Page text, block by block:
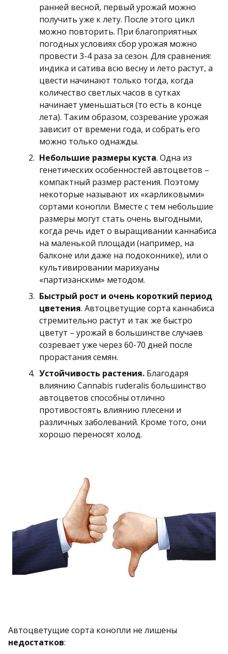
ранней весной, первый урожай можно
получить уже к лету. После этого цикл
можно повторить. При благоприятных
погодных условиях сбор урожая можно
провести 3-4 раза за сезон. Для сравнения:
индика и сатива всю весну и лето растут, а
цвести начинают только тогда, когда
количество светлых часов в сутках
начинает уменьшаться (то есть в конце
лета). Таким образом, созревание урожая
зависит от времени года, и собрать его
можно только однажды.
Небольшие размеры куста. Одна из
генетических особенностей автоцветов –
компактный размер растения. Поэтому
некоторые называют их «карликовыми»
сортами конопли. Вместе с тем небольшие
размеры могут стать очень выгодными,
когда речь идет о выращивании каннабиса
на маленькой площади (например, на
балконе или даже на подоконнике), или о
культивировании марихуаны
«партизанским» методом.
Быстрый рост и очень короткий период
цветения. Автоцветущие сорта каннабиса
стремительно растут и так же быстро
цветут – урожай в большинстве случаев
созревает уже через 60-70 дней после
прорастания семян.
Устойчивость растения. Благодаря
влиянию Cannabis ruderalis большинство
автоцветов способны отлично
противостоять влиянию плесени и
различных заболеваний. Кроме того, они
хорошо переносят холод.
Автоцветущие сорта конопли не лишены
недостатков: